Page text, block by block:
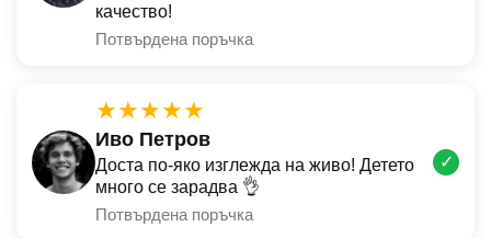
качество!
Потвърдена поръчка
★★★★★
Иво Петров
Доста по-яко изглежда на живо! Детето
много се зарадва 👌
Потвърдена поръчка
✓